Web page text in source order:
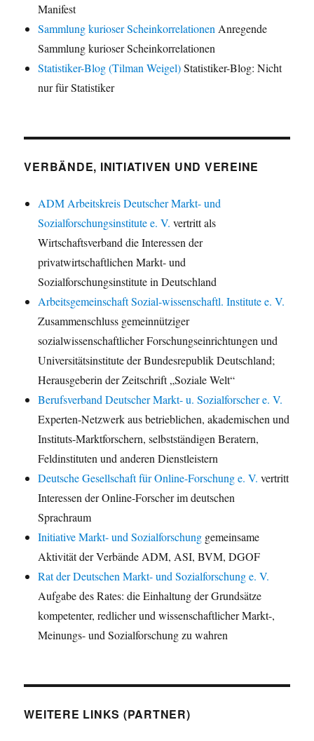
Manifest
Sammlung kurioser Scheinkorrelationen Anregende
Sammlung kurioser Scheinkorrelationen
Statistiker-Blog (Tilman Weigel)Statistiker-Blog: Nicht
nur für Statistiker
VERBÄNDE, INITIATIVEN UND VEREINE
ADM Arbeitskreis Deutscher Markt- und
Sozialforschungsinstitute e. V. vertritt als
Wirtschaftsverband die Interessen der
privatwirtschaftlichen Markt- und
Sozialforschungsinstitute in Deutschland
Arbeitsgemeinschaft Sozial-wissenschaftl. Institute e. V.
Zusammenschluss gemeinnütziger
sozialwissenschaftlicher Forschungseinrichtungen und
Universitätsinstitute der Bundesrepublik Deutschland;
Herausgeberin der Zeitschrift „Soziale Welt“
Berufsverband Deutscher Markt- u. Sozialforscher e. V.
Experten-Netzwerk aus betrieblichen, akademischen und
Instituts-Marktforschern, selbstständigen Beratern,
Feldinstituten und anderen Dienstleistern
Deutsche Gesellschaft für Online-Forschung e. V. vertritt
Interessen der Online-Forscher im deutschen
Sprachraum
Initiative Markt- und Sozialforschung gemeinsame
Aktivität der Verbände ADM, ASI, BVM, DGOF
Rat der Deutschen Markt- und Sozialforschung e. V.
Aufgabe des Rates: die Einhaltung der Grundsätze
kompetenter, redlicher und wissenschaftlicher Markt-,
Meinungs- und Sozialforschung zu wahren
WEITERE LINKS (PARTNER)